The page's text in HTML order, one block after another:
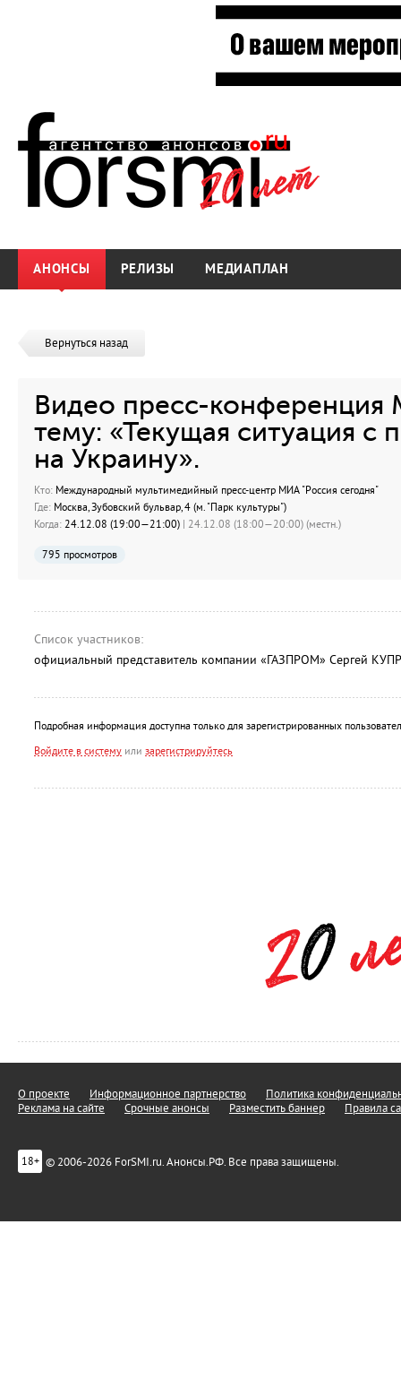
АНОНСЫ РЕЛИЗЫ МЕДИАПЛАН
Вернуться назад
Видео пресс-конференция
тему: «Текущая ситуация с
на Украину».
Кто: Международный мультимедийный пресс-центр МИА "Россия сегодня"
Где: Москва, Зубовский бульвар, 4 (м. "Парк культуры")
Когда: 24.12.08 (19:00—21:00) | 24.12.08 (18:00—20:00) (местн.)
795 просмотров
Список участников:
официальный представитель компании «ГАЗПРОМ» Сергей
Подробная информация доступна только для зарегистрированных
Войдите в систему или зарегистрируйтесь
О проекте Информационное партнерство
Политика
Реклама на сайте
Срочные анонсы Разместить баннер Правила
18+ © 2006-2026 ForSMI.ru. Анонсы.РФ. Все права защищены.